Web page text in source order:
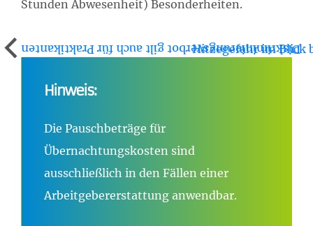
Stunden Abwesenheit) Besonderheiten.
Hinweis:
Die Pauschbeträge für
Übernachtungskosten sind
ausschließlich in den Fällen einer
Arbeitgebererstattung anwendbar.
Diskriminierungsverbot gilt auch für Praktikanten
Hitzegefahr im Blick